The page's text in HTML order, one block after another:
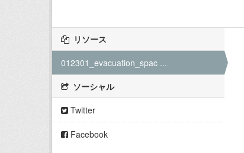
リソース
012301_evacuation_spac ...
ソーシャル
Twitter
Facebook